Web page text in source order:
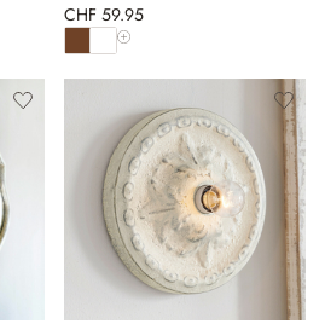
CHF 59.95
Alle Farben anzeigen